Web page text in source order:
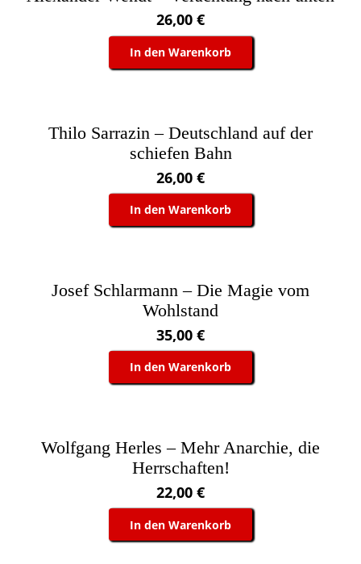
26,00 €
In den Warenkorb
Thilo Sarrazin – Deutschland auf der
schiefen Bahn
26,00 €
In den Warenkorb
Josef Schlarmann – Die Magie vom
Wohlstand
35,00 €
In den Warenkorb
Wolfgang Herles – Mehr Anarchie, die
Herrschaften!
22,00 €
In den Warenkorb